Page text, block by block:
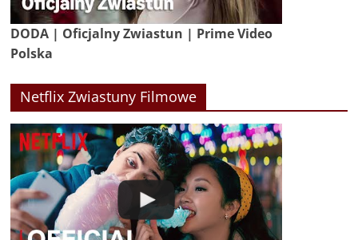
DODA | Oficjalny Zwiastun | Prime Video
Polska
Netflix Zwiastuny Filmowe